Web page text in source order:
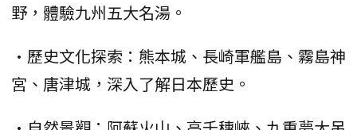
野，體驗九州五大名湯。
•歷史文化探索：熊本城、長崎軍艦島、霧島神
宮、唐津城，深入了解日本歷史。